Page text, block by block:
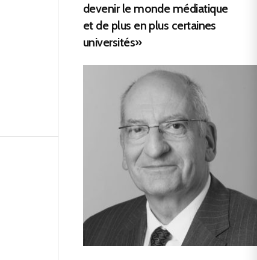
devenir le monde médiatique
et de plus en plus certaines
universités»